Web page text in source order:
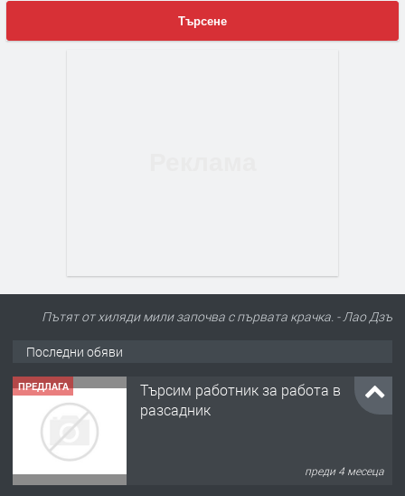
Търсене
Пътят от хиляди мили започва с първата крачка. - Лао Дзъ
Последни обяви
ПРЕДЛАГА
Търсим работник за работа в
разсадник
преди 4 месеца